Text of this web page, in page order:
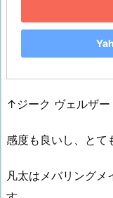
↑ジーク ヴェルザー
感度も良いし、とて
凡太はメバリングメ